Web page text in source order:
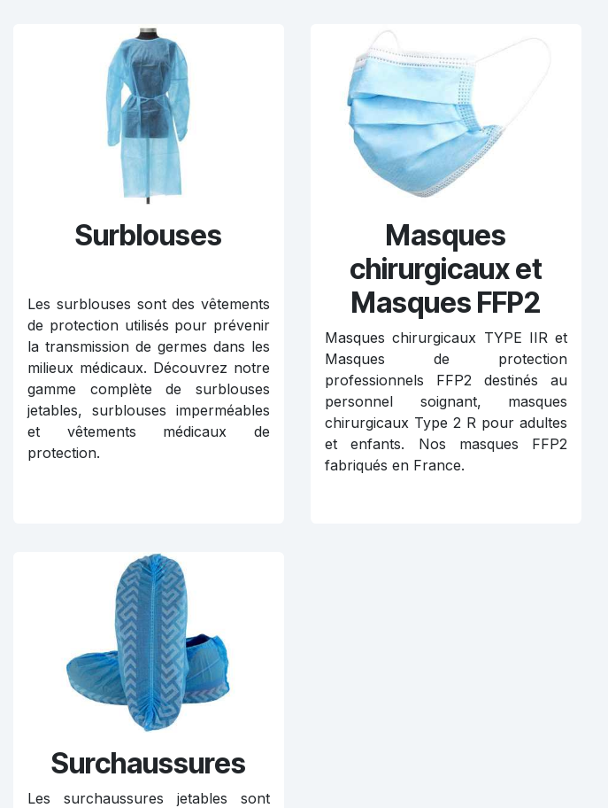
Surblouses
Les surblouses sont des vêtements
de protection utilisés pour prévenir
la transmission de germes dans les
milieux médicaux. Découvrez notre
gamme complète de surblouses
jetables, surblouses imperméables
et vêtements médicaux de
protection.
Masques
chirurgicaux et
Masques FFP2
Masques chirurgicaux TYPE IIR et
Masques de protection
professionnels FFP2 destinés au
personnel soignant, masques
chirurgicaux Type 2 R pour adultes
et enfants. Nos masques FFP2
fabriqués en France.
Surchaussures
Les surchaussures jetables sont